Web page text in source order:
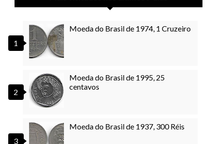
Moeda do Brasil de 1974, 1 Cruzeiro
Moeda do Brasil de 1995, 25
centavos
Moeda do Brasil de 1937, 300 Réis